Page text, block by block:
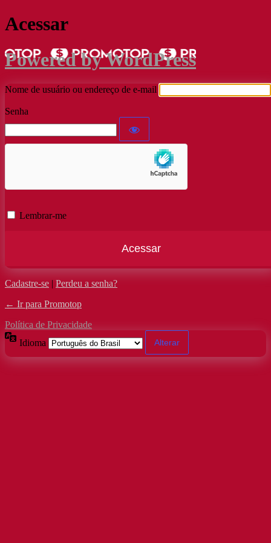
Acessar
Powered by WordPress
Nome de usuário ou endereço de e-mail
Senha
Lembrar-me
Cadastre-se | Perdeu a senha?
← Ir para Promotop
Política de Privacidade
Idioma